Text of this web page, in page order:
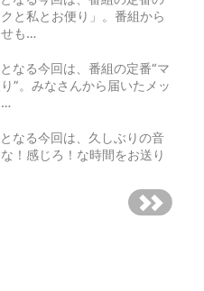
と私とお便り」。番組から
も…
なる今回は、番組の定番“マ
”。みなさんから届いたメッ
…
なる今回は、久しぶりの音
！感じろ！な時間をお送り